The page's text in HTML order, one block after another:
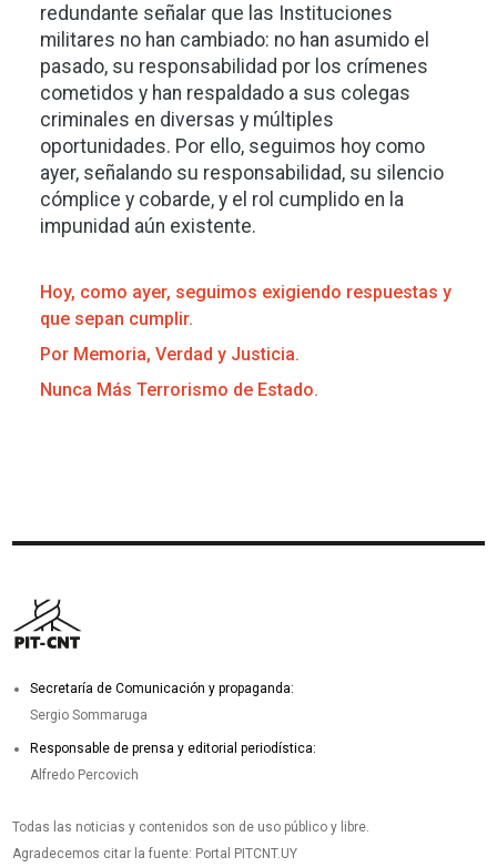
redundante señalar que las Instituciones
militares no han cambiado: no han asumido el
pasado, su responsabilidad por los crímenes
cometidos y han respaldado a sus colegas
criminales en diversas y múltiples
oportunidades. Por ello, seguimos hoy como
ayer, señalando su responsabilidad, su silencio
cómplice y cobarde, y el rol cumplido en la
impunidad aún existente.
Hoy, como ayer, seguimos exigiendo respuestas y
que sepan cumplir.
Por Memoria, Verdad y Justicia.
Nunca Más Terrorismo de Estado.
Secretaría de Comunicación y propaganda:
Sergio Sommaruga
Responsable de prensa y editorial periodística:
Alfredo Percovich
Todas las noticias y contenidos son de uso público y libre.
Agradecemos citar la fuente: Portal PITCNT.UY